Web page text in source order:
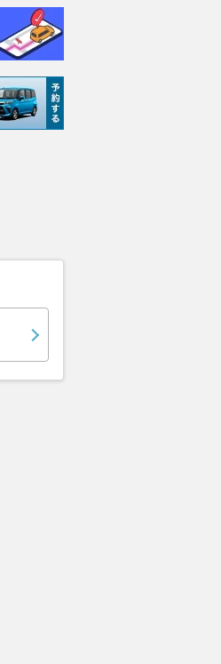
ースト(第1世代 / RR4)
支払総額
905